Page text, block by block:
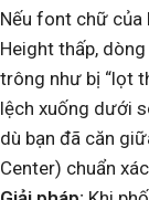
Nếu font chữ của
Height thấp,
trông như bị “lọt
lệch xuống dưới
dù bạn đã căn
Center) chuẩn